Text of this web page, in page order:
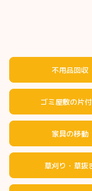
不用品回収
ゴミ屋敷の片
家具の移動
草刈り・草抜